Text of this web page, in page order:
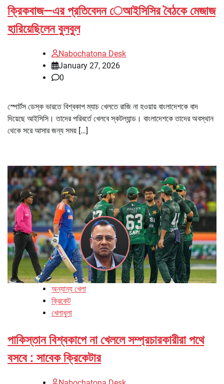
ক্রিকবাজ—এর প্রতিবেদন েআইসিসির বৈঠকে মেজাজ
হারিয়েছিলেন বুলবুল
Nabochatona Desk
January 27, 2026
0
স্পোর্টস ডেস্ক ভারতে বিশ্বকাপ ম্যাচ খেলতে রাজি না হওয়ায় বাংলাদেশকে বাদ
দিয়েছে আইসিসি। তাদের পরিবর্তে খেলবে স্কটল্যান্ড। বাংলাদেশকে তাদের অবস্থান
থেকে সরে আসার জন্য সময় […]
অন্যান্য খেলা
ক্রিকেট
খেলাধুলা
পাকিস্তান বিশ্বকাপে না খেললে সম্প্রচারকারীরা পথে
বসবে : সাবেক ক্রিকেটার